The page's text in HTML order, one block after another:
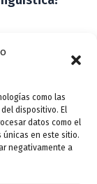
como las
dispositivo. El
datos como el
en este sitio.
negativamente a
la
a la que
[…]